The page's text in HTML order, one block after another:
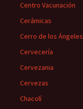
Centro Vacunación
Cerámicas
Cerro de los Ángeles
Cervecería
Cervezania
Cervezas
Chacolí